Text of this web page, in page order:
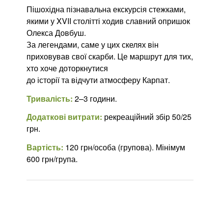
Пішохідна пізнавальна екскурсія стежками,
якими у XVII столітті ходив славний опришок
Олекса Довбуш.
За легендами, саме у цих скелях він
приховував свої скарби. Це маршрут для тих,
хто хоче доторкнутися
до історії та відчути атмосферу Карпат.
Тривалість: 2–3 години.
Додаткові витрати: рекреаційний збір 50/25
грн.
Вартість: 120 грн/особа (групова). Мінімум
600 грн/група.